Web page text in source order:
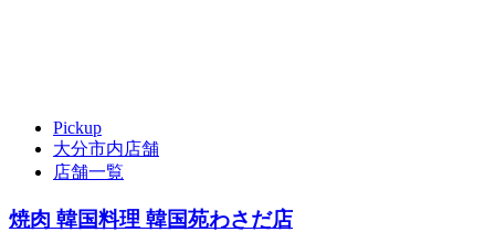
Pickup
大分市内店舗
店舗一覧
焼肉 韓国料理 韓国苑わさだ店